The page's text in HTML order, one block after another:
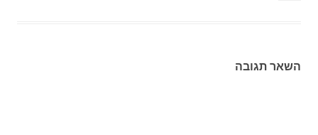
השאר תגובה